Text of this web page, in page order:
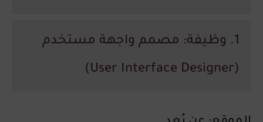
1. وظيفة: مصمم واجهة مستخدم
(User Interface Designer)